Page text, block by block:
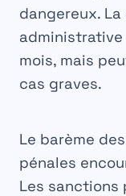
dangereux.
administrative
mois, mais
cas graves.
Le barème
pénales
Les sanctions